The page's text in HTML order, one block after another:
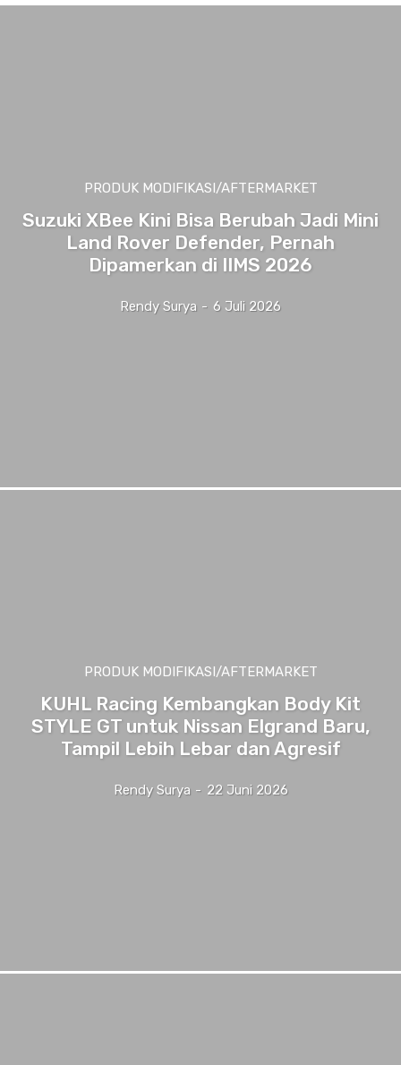
PRODUK MODIFIKASI/AFTERMARKET
Suzuki XBee Kini Bisa Berubah Jadi Mini
Land Rover Defender, Pernah
Dipamerkan di IIMS 2026
Rendy Surya - 6 Juli 2026
PRODUK MODIFIKASI/AFTERMARKET
KUHL Racing Kembangkan Body Kit
STYLE GT untuk Nissan Elgrand Baru,
Tampil Lebih Lebar dan Agresif
Rendy Surya - 22 Juni 2026